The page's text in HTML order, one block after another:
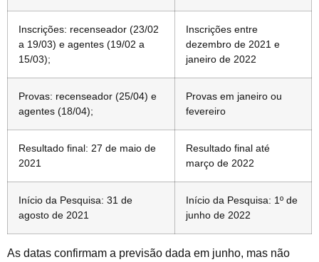
Inscrições: recenseador (23/02
a 19/03) e agentes (19/02 a
15/03);
Inscrições entre
dezembro de 2021 e
janeiro de 2022
Provas: recenseador (25/04) e
agentes (18/04);
Provas em janeiro ou
fevereiro
Resultado final: 27 de maio de
2021
Resultado final até
março de 2022
Início da Pesquisa: 31 de
agosto de 2021
Início da Pesquisa: 1º de
junho de 2022
As datas confirmam a previsão dada em junho, mas não